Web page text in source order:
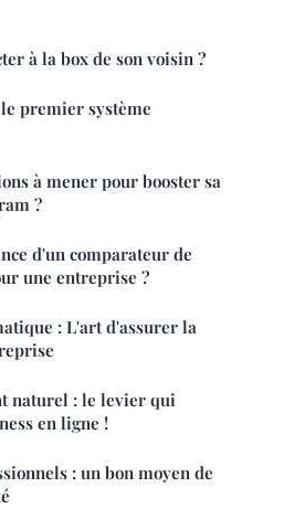
à la box de son voisin ?
premier système
à mener pour booster sa
?
d'un comparateur de
une entreprise ?
: L'art d'assurer la
naturel : le levier qui
en ligne !
: un bon moyen de